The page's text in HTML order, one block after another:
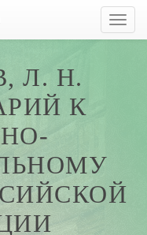
Л. Н.
К